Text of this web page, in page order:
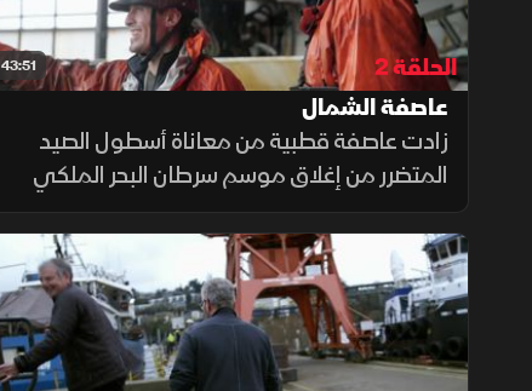
43:51
الحلقة 2
عاصفة الشمال
زادت عاصفة قطبية من معاناة أسطول الصيد
المتضرر من إغلاق موسم سرطان البحر الملكي
لتدفع الجميع للانهيار، مما دفع جوناثان لخطوة
جريئة بوضع مصائده في أعماق سحيقة لم يسبق
أن بلغها بحثاً عن صيد جديد.